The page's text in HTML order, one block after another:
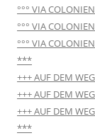
°°° VIA
°°° VIA
°°° VIA
***
+++ AUF DEM
+++ AUF DEM
+++ AUF DEM
***